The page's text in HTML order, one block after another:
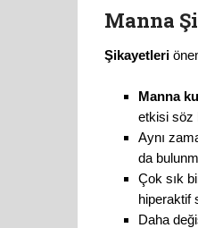
Manna
Şikayetleri
Manna
etkisi söz
Aynı
da
Çok sık
hiperaktif
Daha